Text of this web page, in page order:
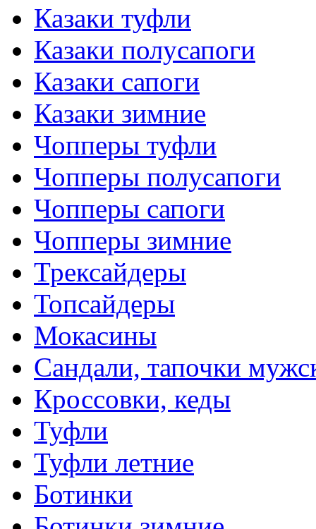
Казаки туфли
Казаки полусапоги
Казаки сапоги
Казаки зимние
Чопперы туфли
Чопперы полусапоги
Чопперы сапоги
Чопперы зимние
Трексайдеры
Топсайдеры
Мокасины
Сандали, тапочки
Кроссовки, кеды
Туфли
Туфли летние
Ботинки